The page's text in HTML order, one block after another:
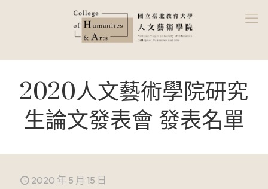
2020人文藝術學院研究
生論文發表會 發表名單
2020 年 5 月 15 日